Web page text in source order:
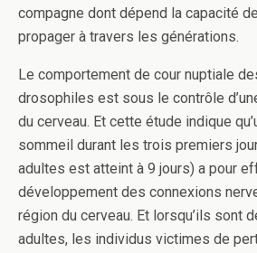
compagne dont dépend la capacité
propager à travers les générations.
Le comportement de cour nuptiale
drosophiles est sous le contrôle
du cerveau. Et cette étude indique
sommeil durant les trois premiers
adultes est atteint à 9 jours) a pour
développement des connexions
région du cerveau. Et lorsqu’ils sont
adultes, les individus victimes de